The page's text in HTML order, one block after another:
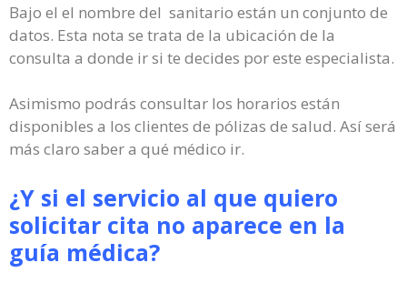
Bajo el el nombre del sanitario están un conjunto de
datos. Esta nota se trata de la ubicación de la
consulta a donde ir si te decides por este especialista.
Asimismo podrás consultar los horarios están
disponibles a los clientes de pólizas de salud. Así será
más claro saber a qué médico ir.
¿Y si el servicio al que quiero
solicitar cita no aparece en la
guía médica?